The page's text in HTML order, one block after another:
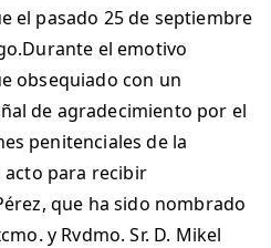
el pasado 25 de septiembre
el emotivo
obsequiado con un
de agradecimiento por el
penitenciales de la
acto para recibir
que ha sido nombrado
y Rvdmo. Sr. D. Mikel